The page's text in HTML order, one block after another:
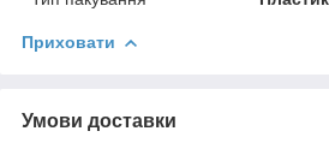
Приховати
Умови доставки